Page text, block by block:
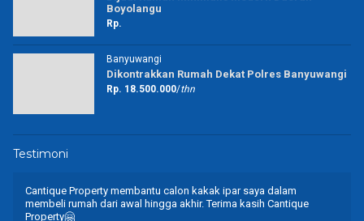
Boyolangu
Rp.
Banyuwangi
Dikontrakkan Rumah Dekat Polres Banyuwangi
Rp. 18.500.000/thn
Testimoni
Cantique Property membantu calon kakak ipar saya dalam
membeli rumah dari awal hingga akhir. Terima kasih Cantique
Property🤗